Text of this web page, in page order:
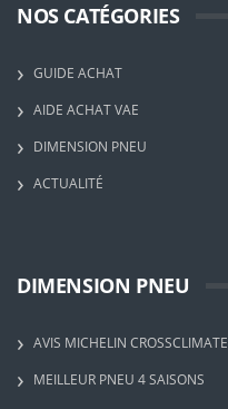
NOS CATÉGORIES
GUIDE ACHAT
AIDE ACHAT VAE
DIMENSION PNEU
ACTUALITÉ
DIMENSION PNEU
AVIS MICHELIN CROSSCLIMATE
MEILLEUR PNEU 4 SAISONS